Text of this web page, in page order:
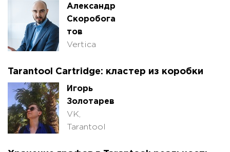
Александр
Скоробога
тов
Vertica
Tarantool Cartridge: кластер из коробки
Игорь
Золотарев
VK,
Tarantool